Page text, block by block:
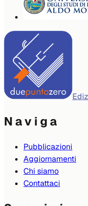
Naviga
Pubblicazioni
Aggiornamenti
Chi siamo
Contattaci